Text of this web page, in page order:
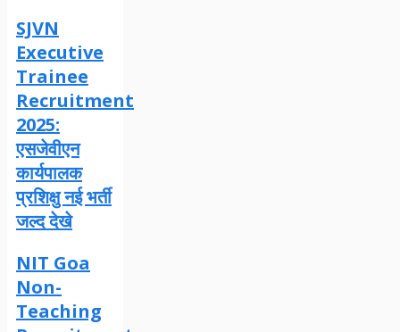
SJVN
Executive
Trainee
Recruitment
2025:
एसजेवीएन
कार्यपालक
प्रशिक्षु नई भर्ती
जल्द देखे
NIT Goa
Non-
Teaching